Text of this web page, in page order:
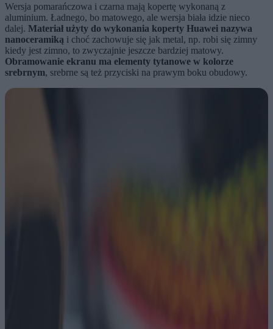
Wersja pomarańczowa i czarna mają kopertę wykonaną z
aluminium. Ładnego, bo matowego, ale wersja biała idzie nieco
dalej. Materiał użyty do wykonania koperty Huawei nazywa
nanoceramiką i choć zachowuje się jak metal, np. robi się zimny
kiedy jest zimno, to zwyczajnie jeszcze bardziej matowy.
Obramowanie ekranu ma elementy tytanowe w kolorze
srebrnym, srebrne są też przyciski na prawym boku obudowy.